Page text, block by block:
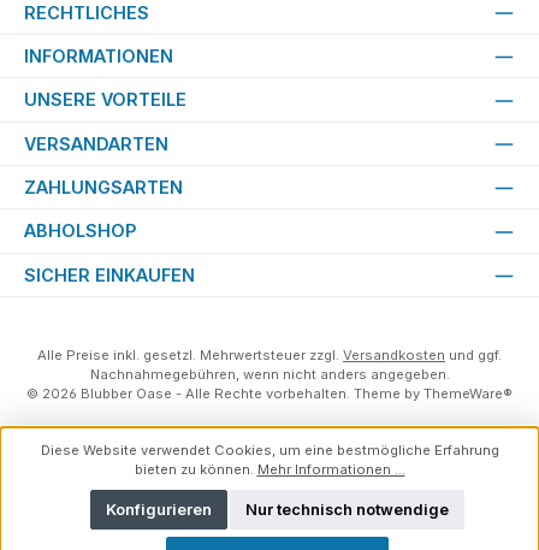
RECHTLICHES
INFORMATIONEN
UNSERE VORTEILE
VERSANDARTEN
ZAHLUNGSARTEN
ABHOLSHOP
SICHER EINKAUFEN
Alle Preise inkl. gesetzl. Mehrwertsteuer zzgl. Versandkosten und ggf.
Nachnahmegebühren, wenn nicht anders angegeben.
© 2026 Blubber Oase - Alle Rechte vorbehalten. Theme by ThemeWare®
Diese Website verwendet Cookies, um eine bestmögliche Erfahrung
bieten zu können. Mehr Informationen ...
Nur technisch notwendige
Konfigurieren